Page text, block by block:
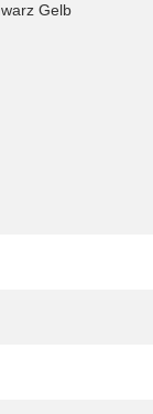
Gelb